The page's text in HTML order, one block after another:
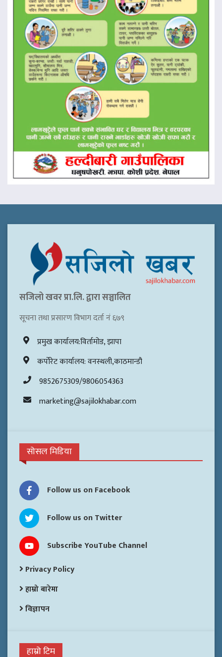
सजिलो खवर प्रा.लि. द्वारा सञ्चालित
सूचना तथा प्रसारण विभाग दर्ता नं ६७९
प्रमुख कार्यालय:विर्तामोड, झापा
कर्पोरेट कार्यालय: वनस्थली,काठमान्डौ
9852675309/9806054363
marketing@sajilokhabar.com
सोसल मिडिया
Follow us on Facebook
Follow us on Twitter
Subscribe YouTube Channel
Privacy Policy
हाम्रो बारेमा
विज्ञापन
हाम्रो टिम